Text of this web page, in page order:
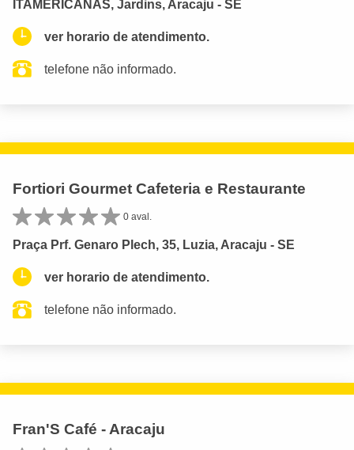
ITAMERICANAS, Jardins, Aracaju - SE
ver horario de atendimento.
telefone não informado.
Fortiori Gourmet Cafeteria e Restaurante
0 aval.
Praça Prf. Genaro Plech, 35, Luzia, Aracaju - SE
ver horario de atendimento.
telefone não informado.
Fran'S Café - Aracaju